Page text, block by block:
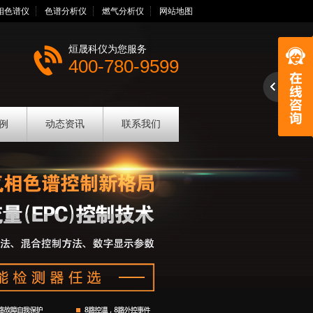
色谱仪 色谱分析仪 燃气分析仪 网站地图
烜晟科仪为您服务
400-780-9599
动态资讯 联系我们